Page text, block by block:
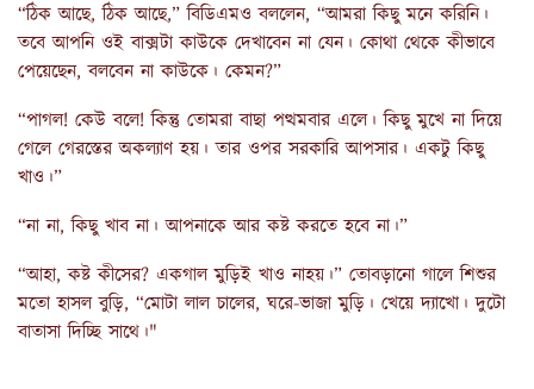
“ঠিক আছে, ঠিক আছে,” বিডিএমও বললেন, “আমরা কিছু মনে করিনি।
তবে আপনি ওই বাক্সটা কাউকে দেখাবেন না যেন। কোথা থেকে কীভাবে
পেয়েছেন, বলবেন না কাউকে। কেমন?”
“পাগল! কেউ বলে! কিন্তু তোমরা বাছা পত্থমবার এলে। কিছু মুখে না দিয়ে
গেলে গেরস্তের অকল্যাণ হয়। তার ওপর সরকারি আপসার। একটু কিছু
খাও।”
“না না, কিছু খাব না। আপনাকে আর কষ্ট করতে হবে না।”
“আহা, কষ্ট কীসের? একগাল মুড়িই খাও নাহয়।” তোবড়ানো গালে শিশুর
মতো হাসল বুড়ি, “মোটা লাল চালের, ঘরে-ভাজা মুড়ি। খেয়ে দ্যাখো। দুটো
বাতাসা দিচ্ছি সাথে।"